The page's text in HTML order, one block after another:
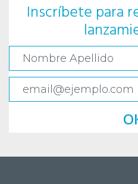
Inscríbete para